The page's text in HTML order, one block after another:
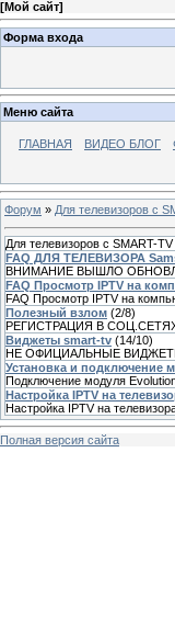
[Мой сайт]
Форма входа
Меню сайта
ГЛАВНАЯ ВИДЕО БЛОГ
Форум » Для телевизоров с
Для телевизоров с SMART-TV
FAQ ДЛЯ ТЕЛЕВИЗОРА
ВНИМАНИЕ ВЫШЛО
FAQ Просмотр IPTV на
FAQ Просмотр IPTV на
Полезный взлом (2/8)
РЕГИСТРАЦИЯ В
Виджеты smart-tv (14/10)
НЕ ОФИЦИАЛЬНЫЕ
Установка и подключение
Подключение модуля
Настройка IPTV на
Настройка IPTV на
Полная версия сайта